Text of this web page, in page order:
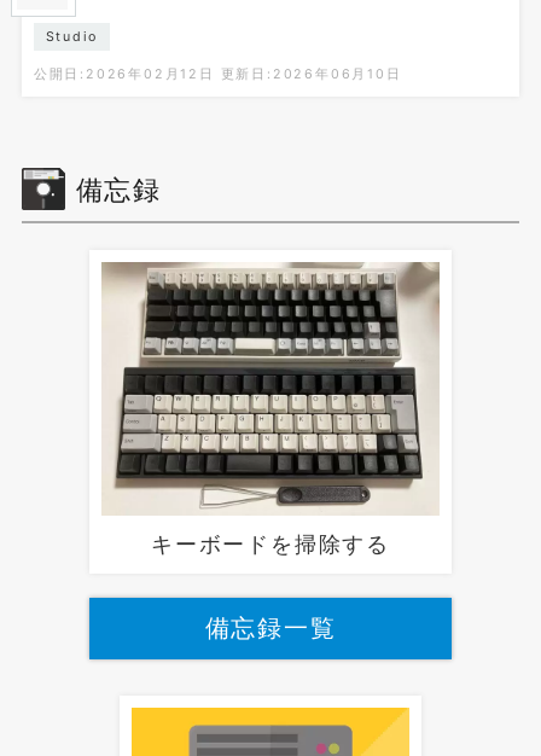
Studio
公開日:2026年02月12日 更新日:2026年06月10日
備忘録
キーボードを掃除する
備忘録一覧